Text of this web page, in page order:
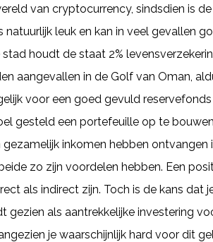
van cryptocurrency, sindsdien is
leuk en kan in veel gevallen
houdt de staat 2%
aangevallen in de Golf van Oman,
voor een goed gevuld
gesteld een portefeuille op te
inkomen hebben
zo zijn voordelen hebben. Een
als indirect zijn. Toch is de kans
gezien als aantrekkelijke investering
je waarschijnlijk hard voor dit